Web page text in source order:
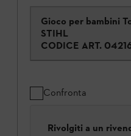
Gioco per bambini
STIHL
CODICE ART.
Confronta
Rivolgiti a un